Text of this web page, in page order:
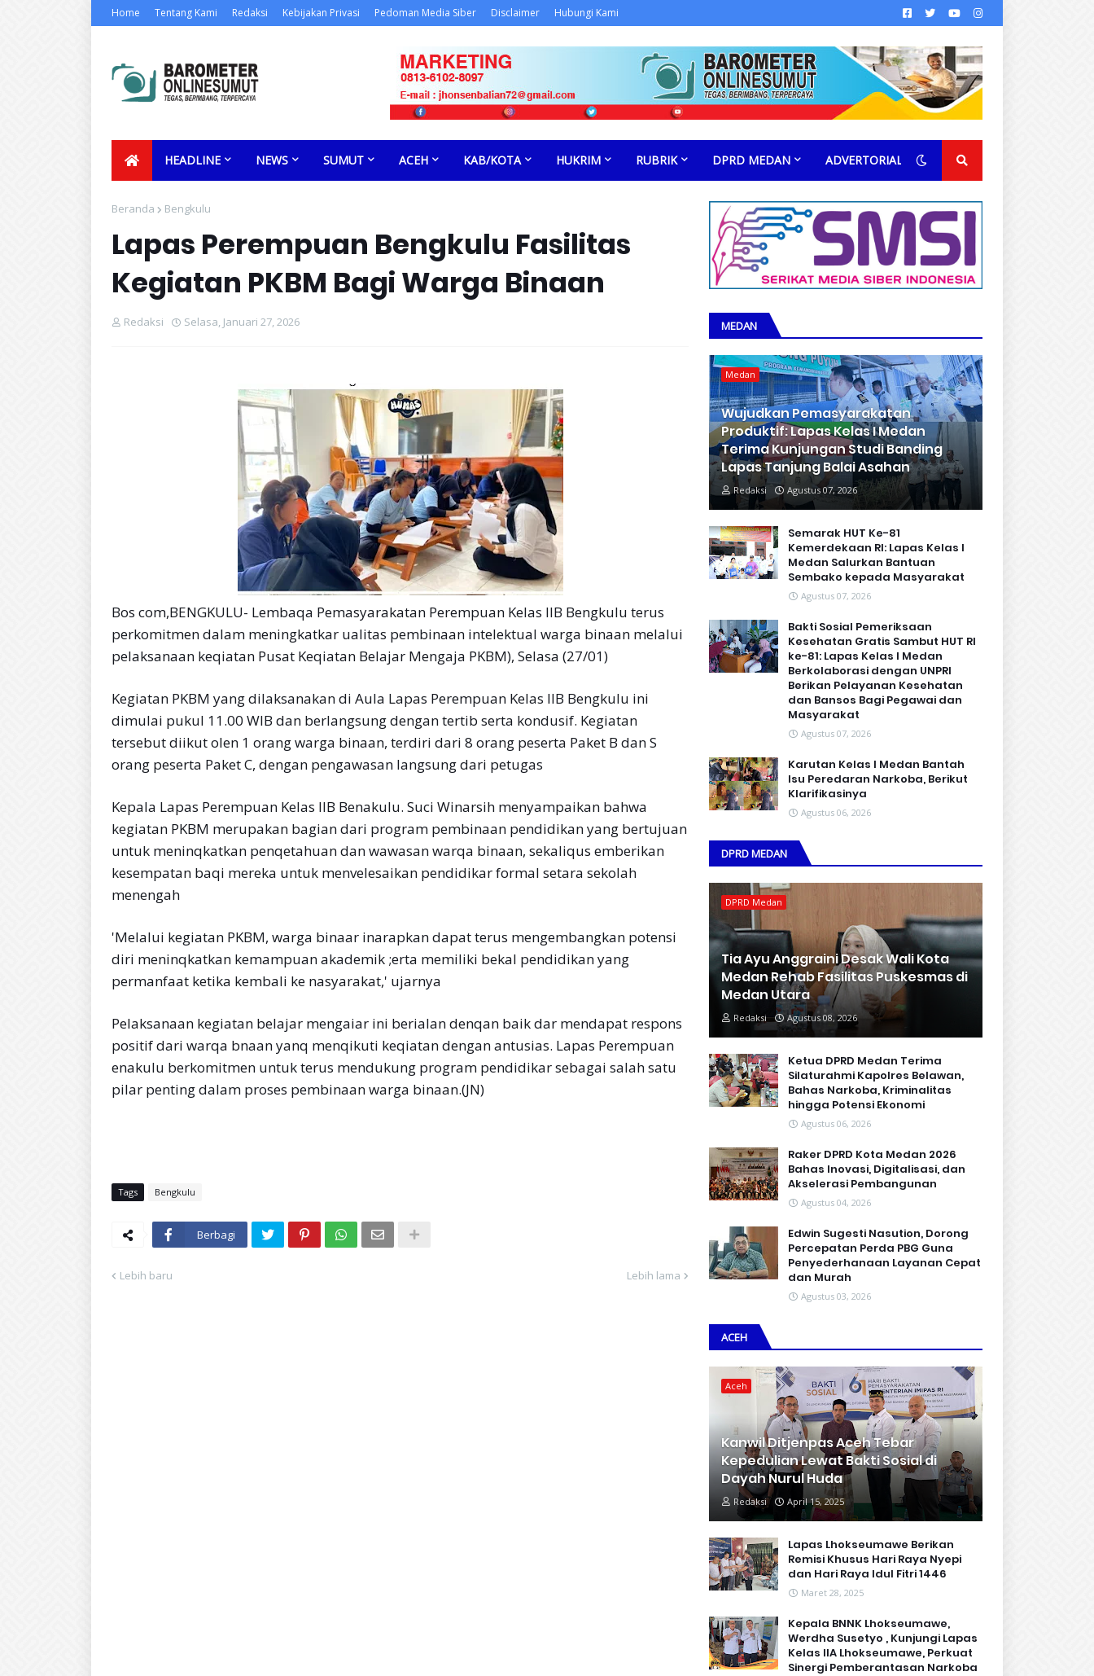
Home Tentang Kami Redaksi Kebijakan Privasi Pedoman Media Siber Disclaimer Hubungi Kami
HEADLINE NEWS SUMUT ACEH KAB/KOTA HUKRIM RUBRIK DPRD MEDAN ADVERTORIAL
Beranda Bengkulu
Lapas Perempuan Bengkulu Fasilitas
Kegiatan PKBM Bagi Warga Binaan
Redaksi Selasa, Januari 27, 2026
Bos com,BENGKULU- Lembaqa Pemasyarakatan Perempuan Kelas IIB Bengkulu terus
perkomitmen dalam meningkatkar ualitas pembinaan intelektual warga binaan melalui
pelaksanaan keqiatan Pusat Keqiatan Belajar Mengaja PKBM), Selasa (27/01)
Kegiatan PKBM yang dilaksanakan di Aula Lapas Perempuan Kelas IIB Bengkulu ini
dimulai pukul 11.00 WIB dan berlangsung dengan tertib serta kondusif. Kegiatan
tersebut diikut olen 1 orang warga binaan, terdiri dari 8 orang peserta Paket B dan S
orang peserta Paket C, dengan pengawasan langsung dari petugas
Kepala Lapas Perempuan Kelas IIB Benakulu. Suci Winarsih menyampaikan bahwa
kegiatan PKBM merupakan bagian dari program pembinaan pendidikan yang bertujuan
untuk meninqkatkan penqetahuan dan wawasan warqa binaan, sekaliqus emberikan
kesempatan baqi mereka untuk menvelesaikan pendidikar formal setara sekolah
menengah
'Melalui kegiatan PKBM, warga binaar inarapkan dapat terus mengembangkan potensi
diri meninqkatkan kemampuan akademik ;erta memiliki bekal pendidikan yang
permanfaat ketika kembali ke nasyarakat,' ujarnya
Pelaksanaan kegiatan belajar mengaiar ini berialan denqan baik dar mendapat respons
positif dari warqa bnaan yanq menqikuti keqiatan dengan antusias. Lapas Perempuan
enakulu berkomitmen untuk terus mendukung program pendidikar sebagai salah satu
pilar penting dalam proses pembinaan warga binaan.(JN)
Tags Bengkulu
Berbagi
Lebih baru Lebih lama
MEDAN
Medan
Wujudkan Pemasyarakatan
Produktif: Lapas Kelas I Medan
Terima Kunjungan Studi Banding
Lapas Tanjung Balai Asahan
Redaksi Agustus 07, 2026
Semarak HUT Ke-81
Kemerdekaan RI: Lapas Kelas I
Medan Salurkan Bantuan
Sembako kepada Masyarakat
Agustus 07, 2026
Bakti Sosial Pemeriksaan
Kesehatan Gratis Sambut HUT RI
ke-81: Lapas Kelas I Medan
Berkolaborasi dengan UNPRI
Berikan Pelayanan Kesehatan
dan Bansos Bagi Pegawai dan
Masyarakat
Agustus 07, 2026
Karutan Kelas I Medan Bantah
Isu Peredaran Narkoba, Berikut
Klarifikasinya
Agustus 06, 2026
DPRD MEDAN
DPRD Medan
Tia Ayu Anggraini Desak Wali Kota
Medan Rehab Fasilitas Puskesmas di
Medan Utara
Redaksi Agustus 08, 2026
Ketua DPRD Medan Terima
Silaturahmi Kapolres Belawan,
Bahas Narkoba, Kriminalitas
hingga Potensi Ekonomi
Agustus 06, 2026
Raker DPRD Kota Medan 2026
Bahas Inovasi, Digitalisasi, dan
Akselerasi Pembangunan
Agustus 04, 2026
Edwin Sugesti Nasution, Dorong
Percepatan Perda PBG Guna
Penyederhanaan Layanan Cepat
dan Murah
Agustus 03, 2026
ACEH
Aceh
Kanwil Ditjenpas Aceh Tebar
Kepedulian Lewat Bakti Sosial di
Dayah Nurul Huda
Redaksi April 15, 2025
Lapas Lhokseumawe Berikan
Remisi Khusus Hari Raya Nyepi
dan Hari Raya Idul Fitri 1446
Maret 28, 2025
Kepala BNNK Lhokseumawe,
Werdha Susetyo , Kunjungi Lapas
Kelas IIA Lhokseumawe, Perkuat
Sinergi Pemberantasan Narkoba